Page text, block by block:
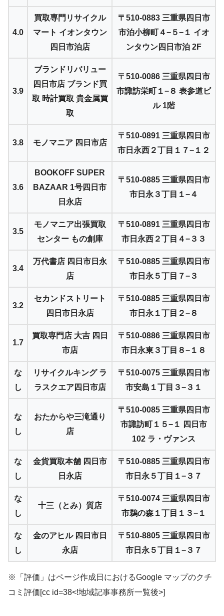
4.0
買取専門リサイクル
マート イオンタウン
四日市泊店
〒510-0883 三重県四日市
市泊小柳町４−５−１ イオ
ンタウン四日市泊 2F
3.9
ブランドリバリュー
四日市店 ブランド買
取 時計買取 貴金属買
取
〒510-0086 三重県四日市
市諏訪栄町１−８ 表参道ビ
ル 1階
3.8 モノマニア 四日市店
〒510-0891 三重県四日市
市日永西２丁目１７−１２
3.6
BOOKOFF SUPER
BAZAAR 1号四日市
日永店
〒510-0885 三重県四日市
市日永３丁目１−４
3.5
モノマニア出張買取
センター もの創庫
〒510-0891 三重県四日市
市日永西２丁目４−３３
3.4
万代書店 四日市日永
店
〒510-0885 三重県四日市
市日永５丁目７−３
3.2
セカンドストリート
四日市日永店
〒510-0885 三重県四日市
市日永１丁目２−８
1.7
買取専門店 大吉 四日
市店
〒510-0886 三重県四日市
市日永東３丁目８−１８
な
し
リサイクルキング ラ
ラスクエア四日市店
〒510-0075 三重県四日市
市安島１丁目３−３１
な
し
おたからや三滝通り
店
〒510-0085 三重県四日市
市諏訪町１５−１ 四日市
102 ラ・ヴァンス
な
し
金貨買取本舗 四日市
日永店
〒510-0885 三重県四日市
市日永５丁目１−３７
な
し
十三（とみ）質店
〒510-0074 三重県四日市
市鵜の森１丁目１３−１
な
し
金のアヒル 四日市日
永店
〒510-8805 三重県四日市
市日永５丁目１−３７
※「評価」はページ作成日におけるGoogle マップのクチ
コミ評価[cc id=38<!地域記事事務所一覧後>]